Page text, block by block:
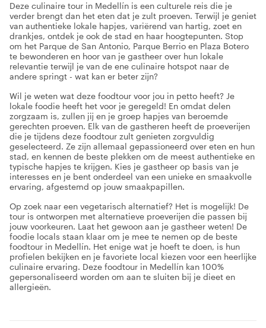
Deze culinaire tour in Medellín is een culturele reis die je
verder brengt dan het eten dat je zult proeven. Terwijl je geniet
van authentieke lokale hapjes, variërend van hartig, zoet en
drankjes, ontdek je ook de stad en haar hoogtepunten. Stop
om het Parque de San Antonio, Parque Berrio en Plaza Botero
te bewonderen en hoor van je gastheer over hun lokale
relevantie terwijl je van de ene culinaire hotspot naar de
andere springt - wat kan er beter zijn?
Wil je weten wat deze foodtour voor jou in petto heeft? Je
lokale foodie heeft het voor je geregeld! En omdat delen
zorgzaam is, zullen jij en je groep hapjes van beroemde
gerechten proeven. Elk van de gastheren heeft de proeverijen
die je tijdens deze foodtour zult genieten zorgvuldig
geselecteerd. Ze zijn allemaal gepassioneerd over eten en hun
stad, en kennen de beste plekken om de meest authentieke en
typische hapjes te krijgen. Kies je gastheer op basis van je
interesses en je bent onderdeel van een unieke en smaakvolle
ervaring, afgestemd op jouw smaakpapillen.
Op zoek naar een vegetarisch alternatief? Het is mogelijk! De
tour is ontworpen met alternatieve proeverijen die passen bij
jouw voorkeuren. Laat het gewoon aan je gastheer weten! De
foodie locals staan klaar om je mee te nemen op de beste
foodtour in Medellín. Het enige wat je hoeft te doen, is hun
profielen bekijken en je favoriete local kiezen voor een heerlijke
culinaire ervaring. Deze foodtour in Medellín kan 100%
gepersonaliseerd worden om aan te sluiten bij je dieet en
allergieën.